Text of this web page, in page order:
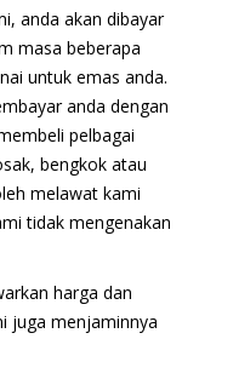
anda akan dibayar
masa beberapa
untuk emas anda.
anda dengan
pelbagai
bengkok atau
melawat kami
tidak mengenakan
harga dan
juga menjaminnya